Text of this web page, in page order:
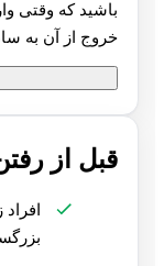
باشید که وقتی
خروج از آن به
قبل از